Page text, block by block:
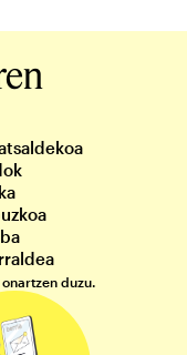
onartzen duzu.